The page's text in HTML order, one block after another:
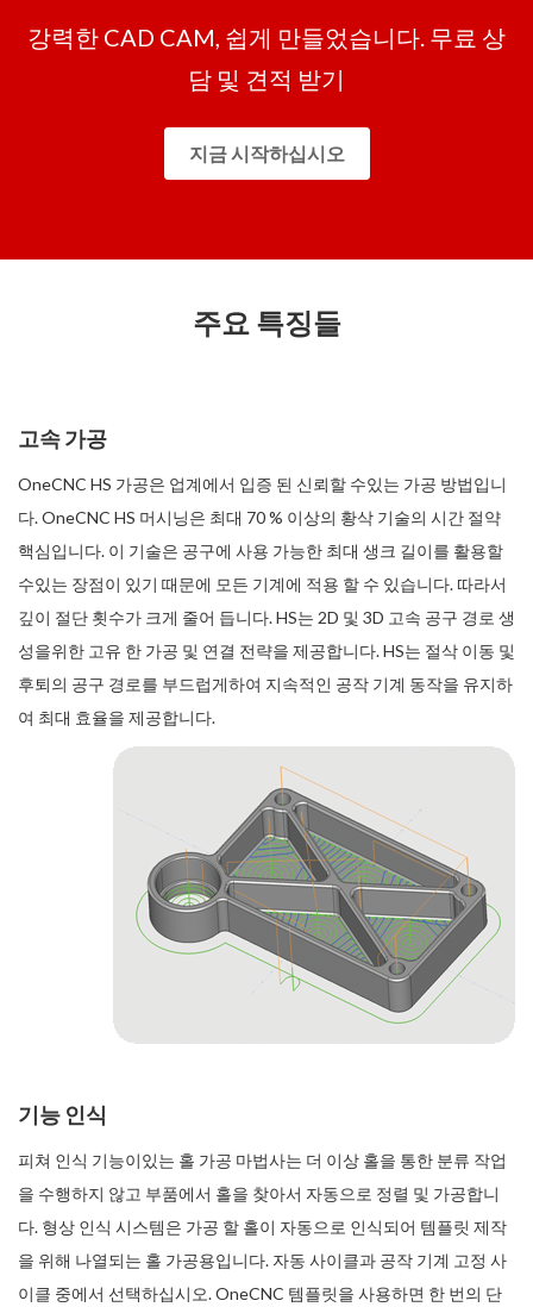
강력한 CAD CAM, 쉽게 만들었습니다. 무료 상
담 및 견적 받기
지금 시작하십시오
주요 특징들
고속 가공
OneCNC HS 가공은 업계에서 입증 된 신뢰할 수있는 가공 방법입니
다. OneCNC HS 머시닝은 최대 70 % 이상의 황삭 기술의 시간 절약
핵심입니다. 이 기술은 공구에 사용 가능한 최대 생크 길이를 활용할
수있는 장점이 있기 때문에 모든 기계에 적용 할 수 있습니다. 따라서
깊이 절단 횟수가 크게 줄어 듭니다. HS는 2D 및 3D 고속 공구 경로 생
성을위한 고유 한 가공 및 연결 전략을 제공합니다. HS는 절삭 이동 및
후퇴의 공구 경로를 부드럽게하여 지속적인 공작 기계 동작을 유지하
여 최대 효율을 제공합니다.
기능 인식
피쳐 인식 기능이있는 홀 가공 마법사는 더 이상 홀을 통한 분류 작업
을 수행하지 않고 부품에서 홀을 찾아서 자동으로 정렬 및 가공합니
다. 형상 인식 시스템은 가공 할 홀이 자동으로 인식되어 템플릿 제작
을 위해 나열되는 홀 가공용입니다. 자동 사이클과 공작 기계 고정 사
이클 중에서 선택하십시오. OneCNC 템플릿을 사용하면 한 번의 단